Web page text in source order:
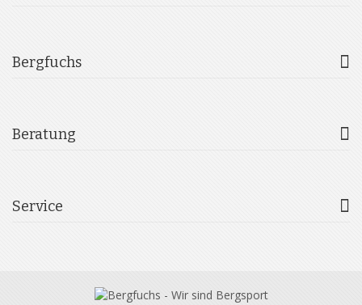
Bergfuchs
Beratung
Service